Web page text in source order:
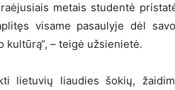
metais studentė
visame pasaulyje dėl
kultūrą“, – teigė užsienietė.
lietuvių liaudies šokių,